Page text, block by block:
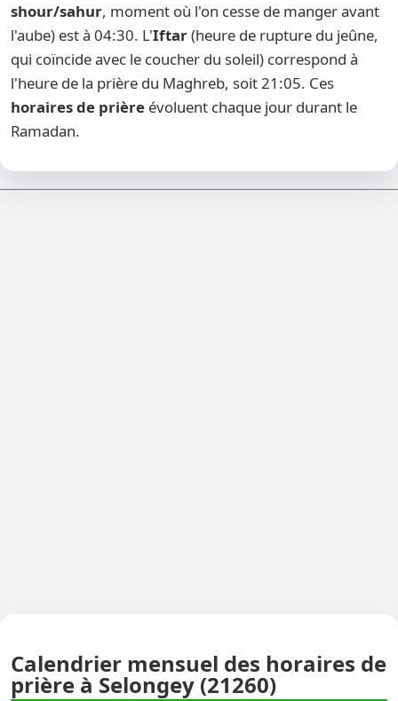
shour/sahur, moment où l'on cesse de manger avant
l'aube) est à 04:30. L'Iftar(heure de rupture du jeûne,
qui coïncide avec le coucher du soleil) correspond à
l'heure de la prière du Maghreb, soit 21:05. Ces
horaires de prière évoluent chaque jour durant le
Ramadan.
Calendrier mensuel des horaires de
prière à Selongey (21260)